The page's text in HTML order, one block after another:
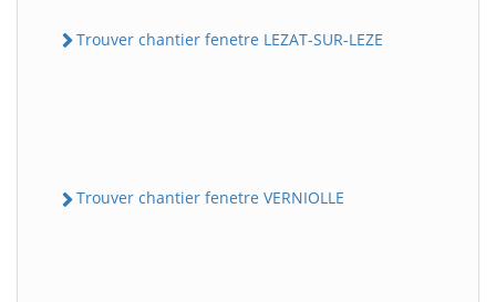
Trouver chantier fenetre LEZAT-SUR-LEZE
Trouver chantier fenetre VERNIOLLE